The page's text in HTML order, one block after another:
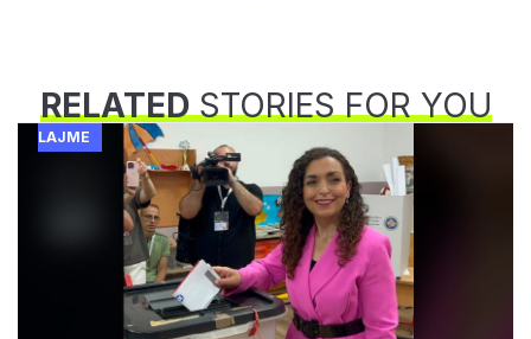
RELATEDSTORIES FOR YOU
LAJME